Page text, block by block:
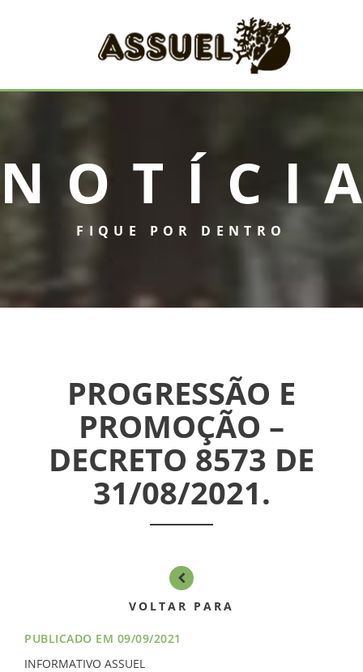
ASSUEL
INFORMATIVOS
ASSEMBLÉIAS
NOTÍCIAS
CONTATO
FIQUE POR DENTRO
PROGRESSÃO E
PROMOÇÃO –
DECRETO 8573 DE
31/08/2021.
VOLTAR PARA
PUBLICADO EM 09/09/2021
INFORMATIVO ASSUEL